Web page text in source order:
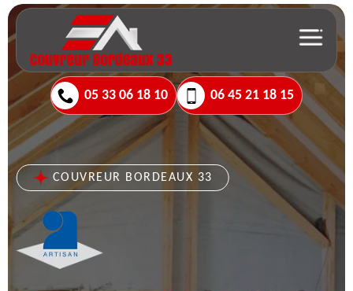
05 33 06 18 10 06 45 21 18 15
COUVREUR BORDEAUX 33